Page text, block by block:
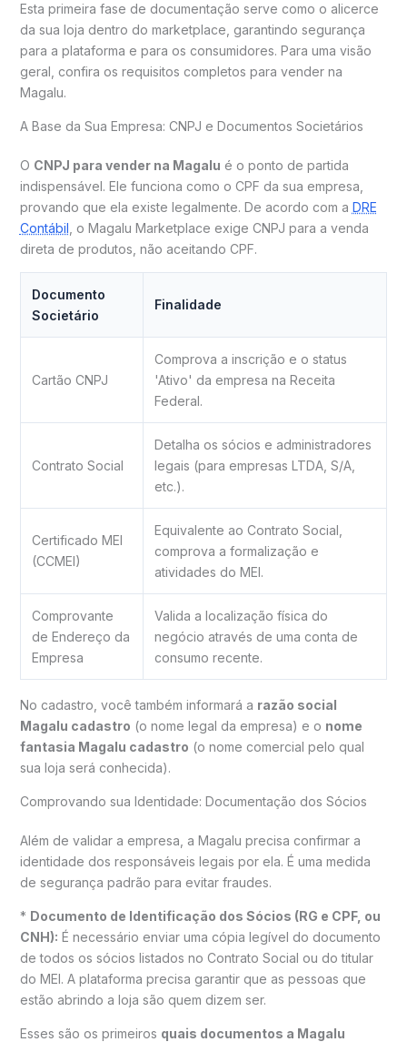
Esta primeira fase de documentação serve como o alicerce
da sua loja dentro do marketplace, garantindo segurança
para a plataforma e para os consumidores. Para uma visão
geral, confira os requisitos completos para vender na
Magalu.
A Base da Sua Empresa: CNPJ e Documentos Societários
O CNPJ para vender na Magalu é o ponto de partida
indispensável. Ele funciona como o CPF da sua empresa,
provando que ela existe legalmente. De acordo com a DRE
Contábil , o Magalu Marketplace exige CNPJ para a venda
direta de produtos, não aceitando CPF.
Documento
Societário
Finalidade
Cartão CNPJ
Comprova a inscrição e o status
'Ativo' da empresa na Receita
Federal.
Contrato Social
Detalha os sócios e administradores
legais (para empresas LTDA, S/A,
etc.).
Certificado MEI
(CCMEI)
Equivalente ao Contrato Social,
comprova a formalização e
atividades do MEI.
Comprovante
de Endereço da
Empresa
Valida a localização física do
negócio através de uma conta de
consumo recente.
No cadastro, você também informará a razão social
Magalu cadastro (o nome legal da empresa) e o nome
fantasia Magalu cadastro (o nome comercial pelo qual
sua loja será conhecida).
Comprovando sua Identidade: Documentação dos Sócios
Além de validar a empresa, a Magalu precisa confirmar a
identidade dos responsáveis legais por ela. É uma medida
de segurança padrão para evitar fraudes.
* Documento de Identificação dos Sócios (RG e CPF, ou
CNH): É necessário enviar uma cópia legível do documento
de todos os sócios listados no Contrato Social ou do titular
do MEI. A plataforma precisa garantir que as pessoas que
estão abrindo a loja são quem dizem ser.
Esses são os primeiros quais documentos a Magalu